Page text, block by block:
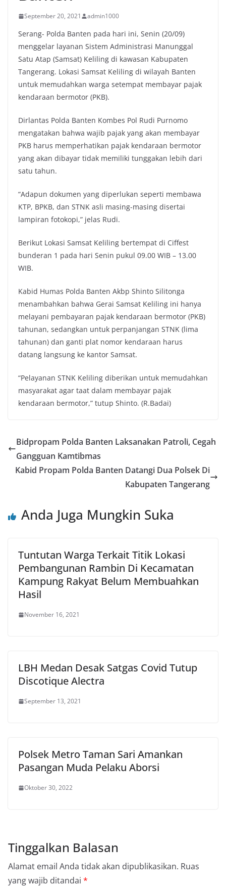
September 20, 2021 admin1000
Serang- Polda Banten pada hari ini, Senin (20/09)
menggelar layanan Sistem Administrasi Manunggal
Satu Atap (Samsat) Keliling di kawasan Kabupaten
Tangerang. Lokasi Samsat Keliling di wilayah Banten
untuk memudahkan warga setempat membayar pajak
kendaraan bermotor (PKB).
Dirlantas Polda Banten Kombes Pol Rudi Purnomo
mengatakan bahwa wajib pajak yang akan membayar
PKB harus memperhatikan pajak kendaraan bermotor
yang akan dibayar tidak memiliki tunggakan lebih dari
satu tahun.
“Adapun dokumen yang diperlukan seperti membawa
KTP, BPKB, dan STNK asli masing-masing disertai
lampiran fotokopi,” jelas Rudi.
Berikut Lokasi Samsat Keliling bertempat di Ciffest
bunderan 1 pada hari Senin pukul 09.00 WIB – 13.00
WIB.
Kabid Humas Polda Banten Akbp Shinto Silitonga
menambahkan bahwa Gerai Samsat Keliling ini hanya
melayani pembayaran pajak kendaraan bermotor (PKB)
tahunan, sedangkan untuk perpanjangan STNK (lima
tahunan) dan ganti plat nomor kendaraan harus
datang langsung ke kantor Samsat.
“Pelayanan STNK Keliling diberikan untuk memudahkan
masyarakat agar taat dalam membayar pajak
kendaraan bermotor,” tutup Shinto. (R.Badai)
Bidpropam Polda Banten Laksanakan Patroli, Cegah
Gangguan Kamtibmas
Kabid Propam Polda Banten Datangi Dua Polsek Di
Kabupaten Tangerang
Anda Juga Mungkin Suka
Tuntutan Warga Terkait Titik Lokasi
Pembangunan Rambin Di Kecamatan
Kampung Rakyat Belum Membuahkan
Hasil
November 16, 2021
LBH Medan Desak Satgas Covid Tutup
Discotique Alectra
September 13, 2021
Polsek Metro Taman Sari Amankan
Pasangan Muda Pelaku Aborsi
Oktober 30, 2022
Tinggalkan Balasan
Alamat email Anda tidak akan dipublikasikan. Ruas
yang wajib ditandai *